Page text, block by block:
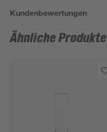
Kundenbewertungen
Ähnliche Produkte